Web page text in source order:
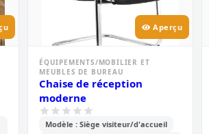
Aperçu
ÉQUIPEMENTS/MOBILIER ET
MEUBLES DE BUREAU
Chaise de réception
moderne
Modèle : Siège visiteur/d'accueil